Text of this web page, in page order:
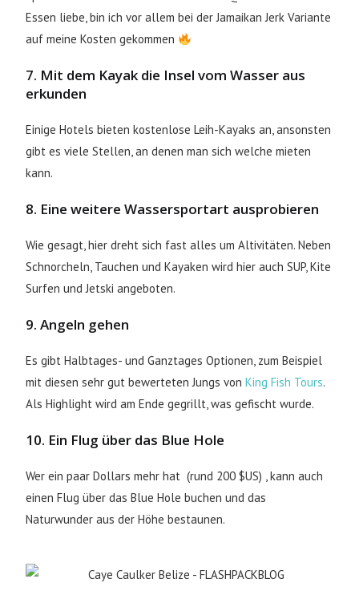
Essen liebe, bin ich vor allem bei der Jamaikan Jerk Variante
auf meine Kosten gekommen
7. Mit dem Kayak die Insel vom Wasser aus
erkunden
Einige Hotels bieten kostenlose Leih-Kayaks an, ansonsten
gibt es viele Stellen, an denen man sich welche mieten
kann.
8. Eine weitere Wassersportart ausprobieren
Wie gesagt, hier dreht sich fast alles um Altivitäten. Neben
Schnorcheln, Tauchen und Kayaken wird hier auch SUP, Kite
Surfen und Jetski angeboten.
9. Angeln gehen
Es gibt Halbtages- und Ganztages Optionen, zum Beispiel
mit diesen sehr gut bewerteten Jungs vonKing Fish Tours.
Als Highlight wird am Ende gegrillt, was gefischt wurde.
10. Ein Flug über das Blue Hole
Wer ein paar Dollars mehr hat (rund 200 $US) , kann auch
einen Flug über das Blue Hole buchen und das
Naturwunder aus der Höhe bestaunen.